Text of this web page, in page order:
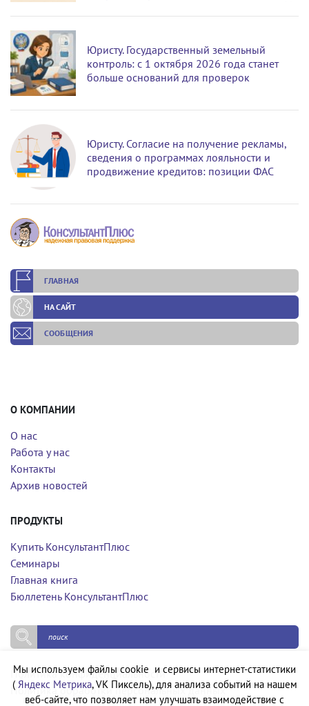
Юристу. Государственный земельный
контроль: с 1 октября 2026 года станет
больше оснований для проверок
Юристу. Согласие на получение рекламы,
сведения о программах лояльности и
продвижение кредитов: позиции ФАС
ГЛАВНАЯ
НА САЙТ
СООБЩЕНИЯ
О КОМПАНИИ
О нас
Работа у нас
Контакты
Архив новостей
ПРОДУКТЫ
Купить КонсультантПлюс
Семинары
Главная книга
Бюллетень КонсультантПлюс
Политика конфиденциальности
Политика обработки персональных данных
Мы используем файлы cookie и сервисы интернет-статистики
( Яндекс Метрика, VK Пиксель), для анализа событий на нашем
веб-сайте, что позволяет нам улучшать взаимодействие с